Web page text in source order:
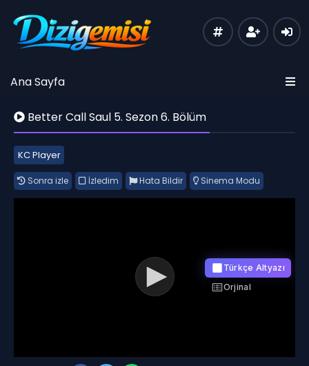
Ana Sayfa
Better Call Saul 5. Sezon 6. Bölüm
KC Player
Sonra izle İzledim Hata Bildir Sinema Modu